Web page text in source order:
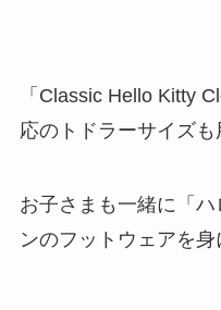
「Classic Hello Kitty
応のトドラーサイズも
お子さまも一緒に「
ンのフットウェアを